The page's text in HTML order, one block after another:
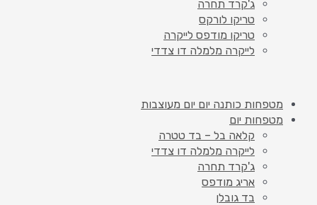
ג'קרד תחרה
טריקו לורקס
טריקו מודפס לייקרה
לייקרה מלמלה דו צדדי
מטפחות כותנה יום יום מעוצבות
מטפחות יום
קלאה בל – בד טטרה
לייקרה מלמלה דו צדדי
ג'קרד תחרה
אריג מודפס
בד גובלן